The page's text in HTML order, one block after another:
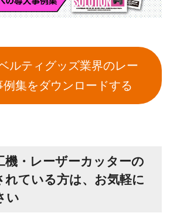
ルティグッズ業界のレー
集をダウンロードする
機・レーザーカッターの
れている方は、お気軽に
い